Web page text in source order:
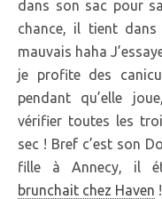
dans son sac pour
chance, il tient
mauvais haha
je profite des
pendant qu’elle
vérifier toutes les
sec ! Bref c’est son
fille à Annecy, il
brunchait chez Haven